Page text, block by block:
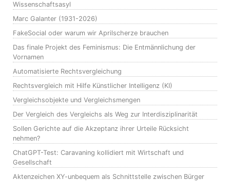
Wissenschaftsasyl
Marc Galanter (1931-2026)
FakeSocial oder warum wir Aprilscherze brauchen
Das finale Projekt des Feminismus: Die Entmännlichung der
Vornamen
Automatisierte Rechtsvergleichung
Rechtsvergleich mit Hilfe Künstlicher Intelligenz (KI)
Vergleichsobjekte und Vergleichsmengen
Der Vergleich des Vergleichs als Weg zur Interdisziplinarität
Sollen Gerichte auf die Akzeptanz ihrer Urteile Rücksicht
nehmen?
ChatGPT-Test: Caravaning kollidiert mit Wirtschaft und
Gesellschaft
Aktenzeichen XY-unbequem als Schnittstelle zwischen Bürger